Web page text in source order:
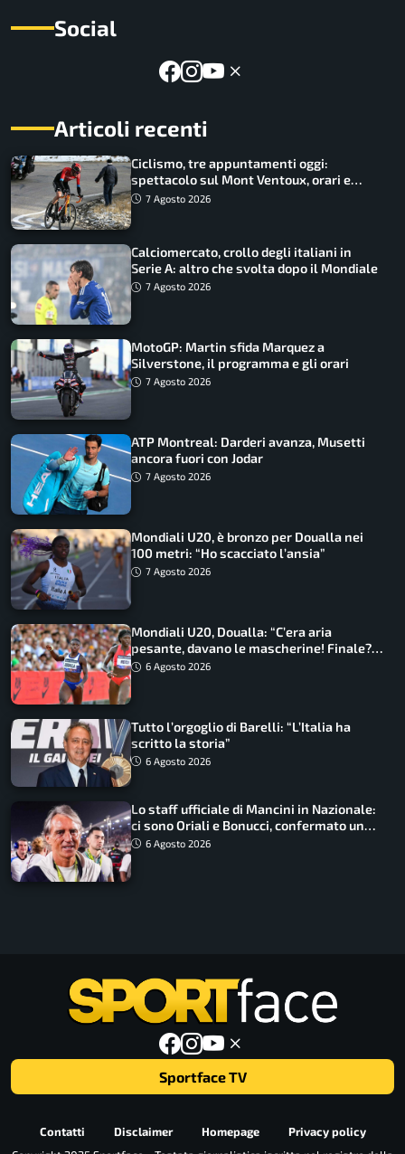
Social
Articoli recenti
Ciclismo, tre appuntamenti oggi:
spettacolo sul Mont Ventoux, orari e
come vederli
7 Agosto 2026
Calciomercato, crollo degli italiani in
Serie A: altro che svolta dopo il Mondiale
7 Agosto 2026
MotoGP: Martin sfida Marquez a
Silverstone, il programma e gli orari
7 Agosto 2026
ATP Montreal: Darderi avanza, Musetti
ancora fuori con Jodar
7 Agosto 2026
Mondiali U20, è bronzo per Doualla nei
100 metri: “Ho scacciato l’ansia”
7 Agosto 2026
Mondiali U20, Doualla: “C’era aria
pesante, davano le mascherine! Finale?
Non ho nulla da perdere”
6 Agosto 2026
Tutto l’orgoglio di Barelli: “L’Italia ha
scritto la storia”
6 Agosto 2026
Lo staff ufficiale di Mancini in Nazionale:
ci sono Oriali e Bonucci, confermato un
ritorno
6 Agosto 2026
Sportface TV
Contatti Disclaimer Homepage
Privacy policy